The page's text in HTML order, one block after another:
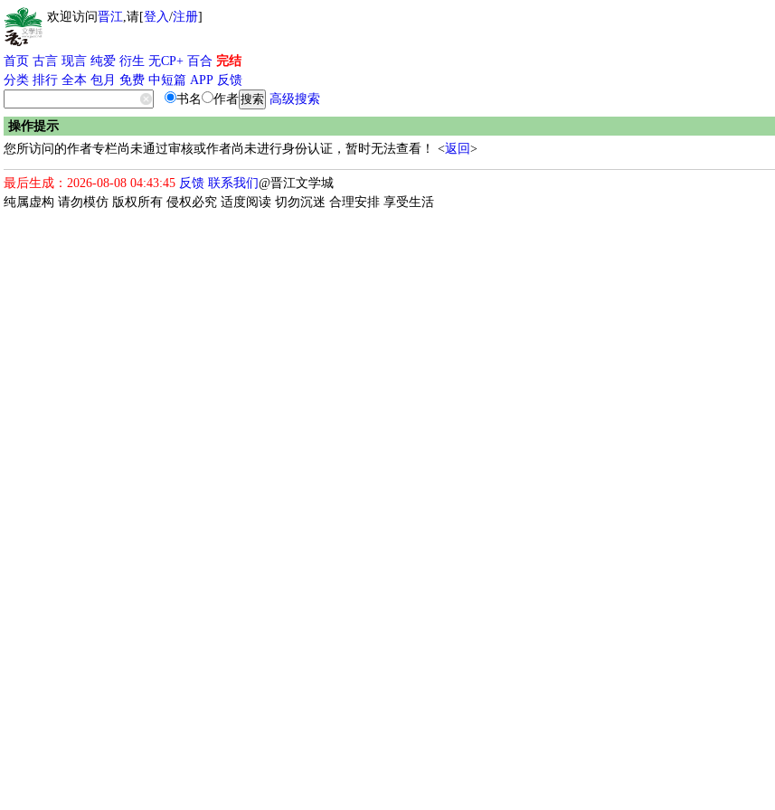
欢迎访问晋江,请[登入/注册]
首页 古言 现言 纯爱 衍生 无CP+ 百合 完结
分类 排行 全本 包月 免费 中短篇 APP 反馈
书名
作者
高级搜索
操作提示
您所访问的作者专栏尚未通过审核或作者尚未进行身份认证，暂时无法查看！ <返回>
最后生成：2026-08-08 04:43:45 反馈 联系我们@晋江文学城
纯属虚构 请勿模仿 版权所有 侵权必究 适度阅读 切勿沉迷 合理安排 享受生活